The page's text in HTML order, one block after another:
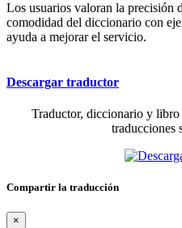
Los usuarios valoran la precisión
comodidad del diccionario con
ayuda a mejorar el servicio.
Descargar traductor
Traductor, diccionario y libro
traducciones
Compartir la traducción
×